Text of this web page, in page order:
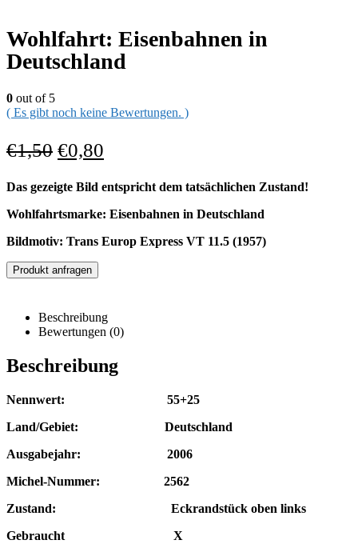
Wohlfahrt: Eisenbahnen in
Deutschland
0 out of 5
( Es gibt noch keine Bewertungen. )
€1,50 €0,80
Das gezeigte Bild entspricht dem tatsächlichen Zustand!
Wohlfahrtsmarke: Eisenbahnen in Deutschland
Bildmotiv: Trans Europ Express VT 11.5 (1957)
Produkt anfragen
Beschreibung
Bewertungen (0)
Beschreibung
Nennwert: 55+25
Land/Gebiet: Deutschland
Ausgabejahr: 2006
Michel-Nummer: 2562
Zustand: Eckrandstück oben links
Gebraucht X